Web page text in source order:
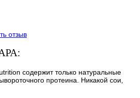
отзыв
содержит только натуральные
протеина. Никакой сои,